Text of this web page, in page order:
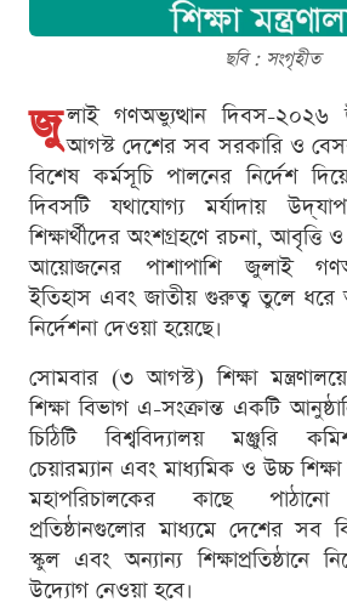
ছবি : সংগৃহীত
জু লাই গণঅভ্যুত্থান দিবস-
আগস্ট দেশের সব সরকারি ও
বিশেষ কর্মসূচি পালনের নির্দেশ
দিবসটি যথাযোগ্য মর্যাদায়
শিক্ষার্থীদের অংশগ্রহণে রচনা, আবৃত্তি ও
আয়োজনের পাশাপাশি জুলাই
ইতিহাস এবং জাতীয় গুরুত্ব তুলে
নির্দেশনা দেওয়া হয়েছে।
সোমবার (৩ আগস্ট) শিক্ষা
শিক্ষা বিভাগ এ-সংক্রান্ত একটি
চিঠিটি বিশ্ববিদ্যালয় মঞ্জুরি
চেয়ারম্যান এবং মাধ্যমিক ও উচ্চ
মহাপরিচালকের কাছে পাঠানো
প্রতিষ্ঠানগুলোর মাধ্যমে দেশের সব
স্কুল এবং অন্যান্য শিক্ষাপ্রতিষ্ঠানে
উদ্যোগ নেওয়া হবে।